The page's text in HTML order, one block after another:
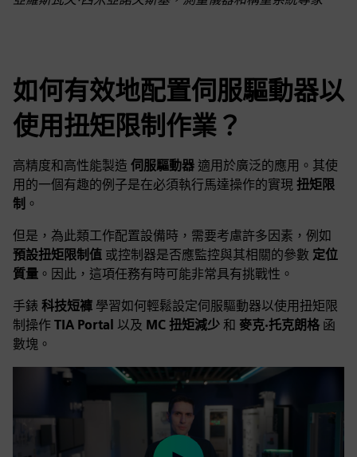
如何有效地配置伺服驅動器以
使用扭矩限制作業？
高精度和高性能製造 伺服驅動器 適用於廣泛的應用。其使
用的一個有趣的例子是在必須執行馬達操作的實現 扭矩限
制 。
但是，為此類工作配置設備時，需要考慮許多因素，例如
預設扭矩限制值 或控制器是否應監控與其相關的參數 定位
質量 。因此，這項任務有時可能非常具有挑戰性。
手錶 科技短褲 學習如何輕鬆設定伺服驅動器以使用扭矩限
制操作 TIA Portal 以及 MC 扭矩減少 和 麥克·托克朗格 函
數塊。